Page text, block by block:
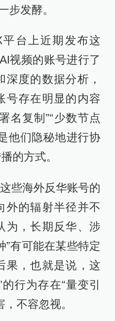
步发酵。
台上近期发布这
视频的账号进行了
深度的数据分析，
号存在明显的内容
名复制”“少数节点
他们隐秘地进行协
的方式。
些海外反华账号的
外的辐射半径并不
为，长期反华、涉
”有可能在某些特定
果，也就是说，这
行为存在“量变引
不容忽视。